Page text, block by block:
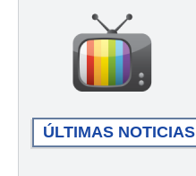
ÚLTIMAS NOTICIAS